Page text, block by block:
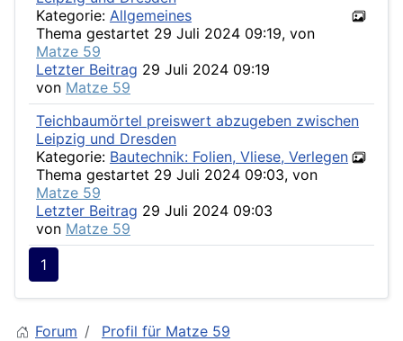
Kategorie: Allgemeines
Thema gestartet 29 Juli 2024 09:19, von
Matze 59
Letzter Beitrag 29 Juli 2024 09:19
von Matze 59
Teichbaumörtel preiswert abzugeben zwischen
Leipzig und Dresden
Kategorie: Bautechnik: Folien, Vliese, Verlegen
Thema gestartet 29 Juli 2024 09:03, von
Matze 59
Letzter Beitrag 29 Juli 2024 09:03
von Matze 59
1
Forum Profil für Matze 59